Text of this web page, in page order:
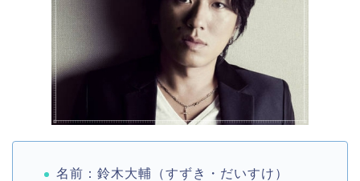
名前：鈴木大輔（すずき・だいすけ）